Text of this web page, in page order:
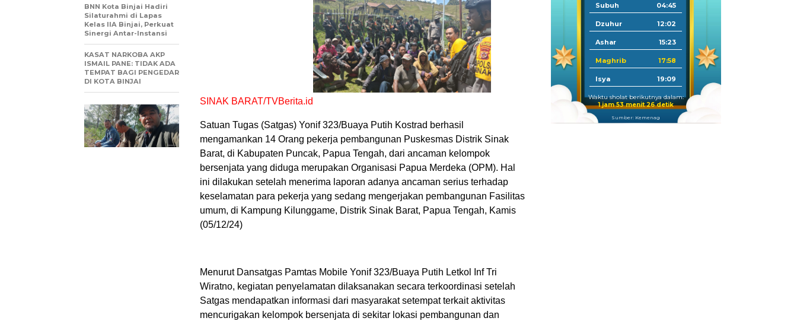
SINAK BARAT/TVBerita.id
Satuan Tugas (Satgas) Yonif 323/Buaya Putih Kostrad berhasil
mengamankan 14 Orang pekerja pembangunan Puskesmas Distrik Sinak
Barat, di Kabupaten Puncak, Papua Tengah, dari ancaman kelompok
bersenjata yang diduga merupakan Organisasi Papua Merdeka (OPM). Hal
ini dilakukan setelah menerima laporan adanya ancaman serius terhadap
keselamatan para pekerja yang sedang mengerjakan pembangunan Fasilitas
umum, di Kampung Kilunggame, Distrik Sinak Barat, Papua Tengah, Kamis
(05/12/24)
Menurut Dansatgas Pamtas Mobile Yonif 323/Buaya Putih Letkol Inf Tri
Wiratno, kegiatan penyelamatan dilaksanakan secara terkoordinasi setelah
Satgas mendapatkan informasi dari masyarakat setempat terkait aktivitas
mencurigakan kelompok bersenjata di sekitar lokasi pembangunan dan
BNN Kota Binjai Hadiri
Silaturahmi di Lapas
Kelas IIA Binjai, Perkuat
Sinergi Antar-Instansi
KASAT NARKOBA AKP
ISMAIL PANE: TIDAK ADA
TEMPAT BAGI PENGEDAR
DI KOTA BINJAI
Subuh 04:45
Dzuhur 12:02
Ashar 15:23
Maghrib 17:58
Isya 19:09
Waktu sholat berikutnya dalam:
1 jam 53 menit 24 detik
Sumber: Kemenag